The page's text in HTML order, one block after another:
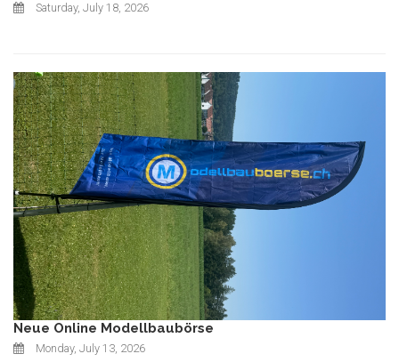
Saturday, July 18, 2026
Neue Online Modellbaubörse
Monday, July 13, 2026